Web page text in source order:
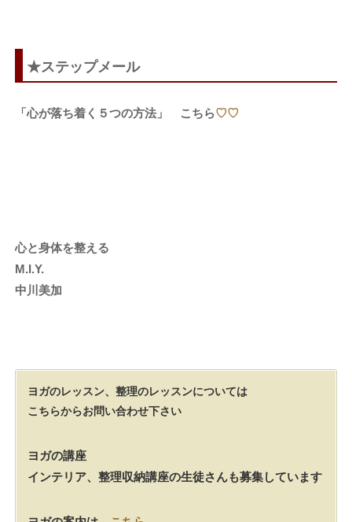
★ステップメール
「心が落ち着く５つの方法」 こちら♡♡
心と身体を整える
M.I.Y.
中川美加
ヨガのレッスン、整理のレッスンについては
こちらからお問い合わせ下さい
ヨガの講座
インテリア、整理収納講座の生徒さんも募集しています